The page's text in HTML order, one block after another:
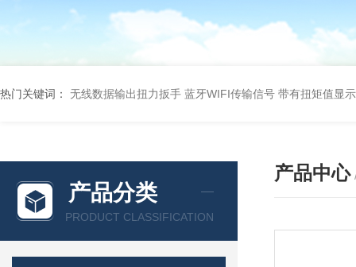
热门关键词： 无线数据输出扭力扳手 蓝牙WIFI传输信号 带有扭矩值显
产品分类
PRODUCT CLASSIFICATION
产品中心